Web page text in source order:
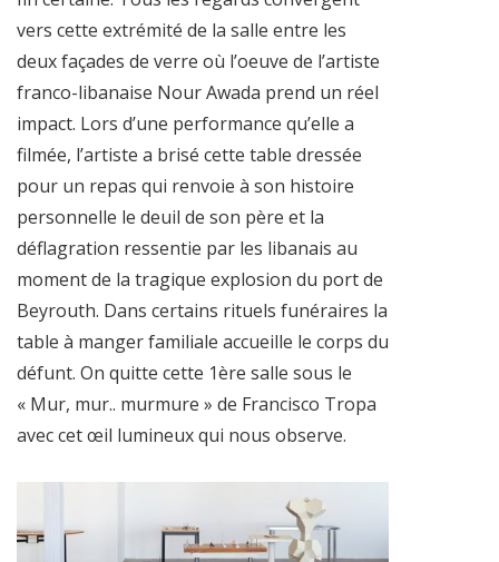
vers cette extrémité de la salle entre les
deux façades de verre où l’oeuve de l’artiste
franco-libanaise Nour Awada prend un réel
impact. Lors d’une performance qu’elle a
filmée, l’artiste a brisé cette table dressée
pour un repas qui renvoie à son histoire
personnelle le deuil de son père et la
déflagration ressentie par les libanais au
moment de la tragique explosion du port de
Beyrouth. Dans certains rituels funéraires la
table à manger familiale accueille le corps du
défunt. On quitte cette 1ère salle sous le
« Mur, mur.. murmure » de Francisco Tropa
avec cet œil lumineux qui nous observe.